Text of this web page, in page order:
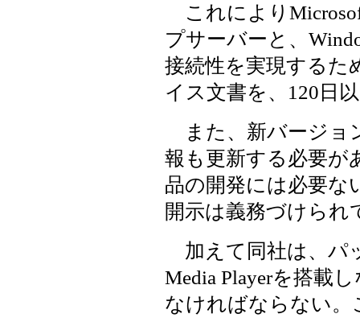
これにより
プサーバーと、
接続性を実現するた
イス文書を、120日
また、新バージョ
報も更新する必要が
品の開発には必要な
開示は義務づけられ
加えて同社は、パ
Media Playerを搭載
なければならない。